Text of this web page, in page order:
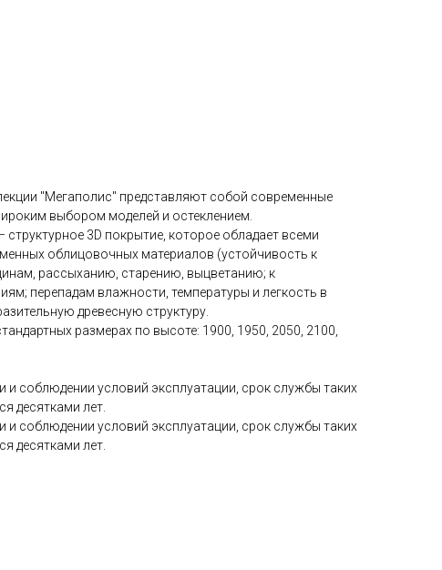
"Мегаполис" представляют собой современные
выбором моделей и остеклением.
3D покрытие, которое обладает всеми
облицовочных материалов (устойчивость к
рассыханию, старению, выцветанию; к
перепадам влажности, температуры и легкость в
древесную структуру.
размерах по высоте: 1900, 1950, 2050, 2100,
соблюдении условий эксплуатации, срок службы таких
десятками лет.
соблюдении условий эксплуатации, срок службы таких
десятками лет.